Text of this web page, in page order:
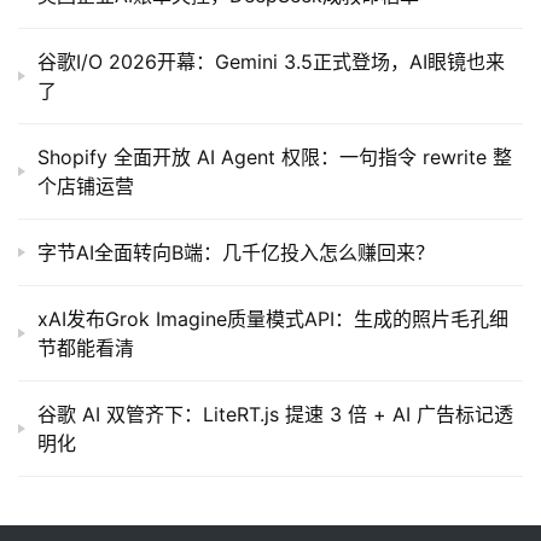
谷歌I/O 2026开幕：Gemini 3.5正式登场，AI眼镜也来
了
Shopify 全面开放 AI Agent 权限：一句指令 rewrite 整
个店铺运营
字节AI全面转向B端：几千亿投入怎么赚回来？
xAI发布Grok Imagine质量模式API：生成的照片毛孔细
节都能看清
谷歌 AI 双管齐下：LiteRT.js 提速 3 倍 + AI 广告标记透
明化